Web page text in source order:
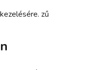
kezelésére. zű
n